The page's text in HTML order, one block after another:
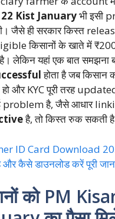
Kist Januaryभी इसी
जैसे ही सरकार किस्त
किसानों के खाते में
लेकिन यहां एक बात समझना
होता है जब किसान
और KYC पूरी तरह
है, जैसे आधार
है, तो किस्त रुक सकती
ID Card Download
और कैसे डाउनलोड करें पूरी
को PM